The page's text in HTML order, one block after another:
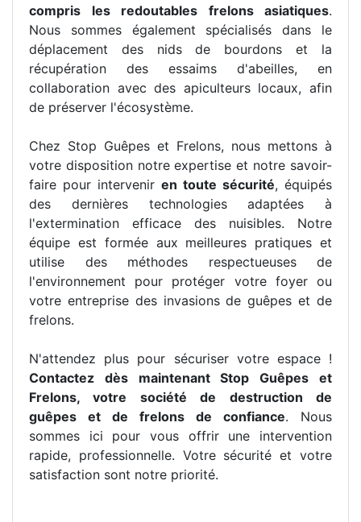
compris les redoutables frelons asiatiques.
Nous sommes également spécialisés dans le
déplacement des nids de bourdons et la
récupération des essaims d'abeilles, en
collaboration avec des apiculteurs locaux, afin
de préserver l'écosystème.
Chez Stop Guêpes et Frelons, nous mettons à
votre disposition notre expertise et notre savoir-
faire pour intervenir en toute sécurité, équipés
des dernières technologies adaptées à
l'extermination efficace des nuisibles. Notre
équipe est formée aux meilleures pratiques et
utilise des méthodes respectueuses de
l'environnement pour protéger votre foyer ou
votre entreprise des invasions de guêpes et de
frelons.
N'attendez plus pour sécuriser votre espace !
Contactez dès maintenant Stop Guêpes et
Frelons, votre société de destruction de
guêpes et de frelons de confiance. Nous
sommes ici pour vous offrir une intervention
rapide, professionnelle. Votre sécurité et votre
satisfaction sont notre priorité.